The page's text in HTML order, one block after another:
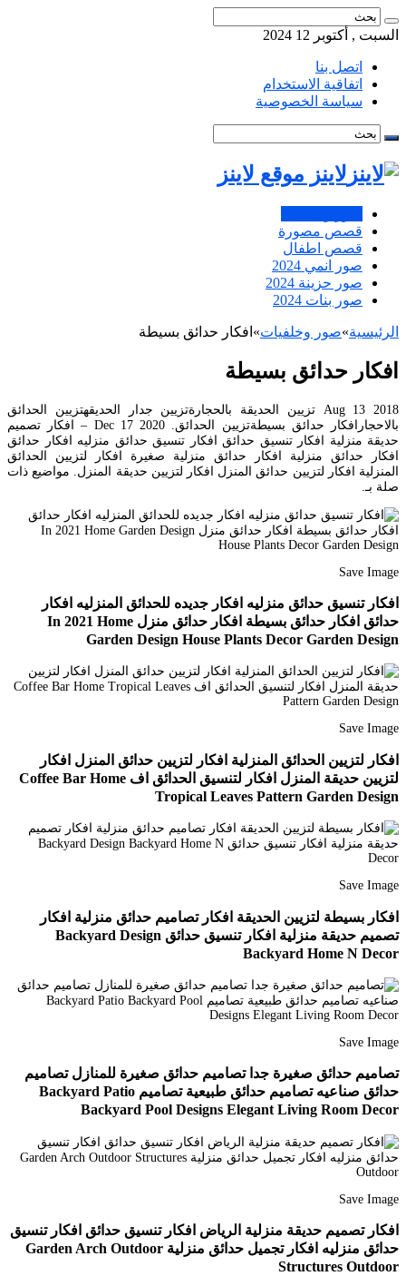
السبت , أكتوبر 12 2024
اتصل بنا
اتفاقية الاستخدام
سياسة الخصوصية
لاينز موقع لاينز
قصص مصورة
قصص اطفال
صور انمي 2024
صور حزينة 2024
صور بنات 2024
الرئيسية»صور وخلفيات» افكار حدائق بسيطة
افكار حدائق بسيطة
Aug 13 2018 تزيين الحديقة بالحجارةتزيين جدار الحديقهتزيين الحدائق
بالاحجارافكار حدائق بسيطةتزيين الحدائق. Dec 17 2020 – افكار تصميم
حديقة منزلية افكار تنسيق حدائق افكار تنسيق حدائق منزليه افكار حدائق
افكار حدائق منزلية افكار حدائق منزلية صغيرة افكار لتزيين الحدائق
المنزلية افكار لتزيين حدائق المنزل افكار لتزيين حديقة المنزل. مواضيع ذات
صلة بـ.
Save Image
افكار تنسيق حدائق منزليه افكار جديده للحدائق المنزليه افكار
حدائق افكار حدائق بسيطة افكار حدائق منزل In 2021 Home
Garden Design House Plants Decor Garden Design
Save Image
افكار لتزيين الحدائق المنزلية افكار لتزيين حدائق المنزل افكار
لتزيين حديقة المنزل افكار لتنسيق الحدائق اف Coffee Bar Home
Tropical Leaves Pattern Garden Design
Save Image
افكار بسيطة لتزيين الحديقة افكار تصاميم حدائق منزلية افكار
تصميم حديقة منزلية افكار تنسيق حدائق Backyard Design
Backyard Home N Decor
Save Image
تصاميم حدائق صغيرة جدا تصاميم حدائق صغيرة للمنازل تصاميم
حدائق صناعيه تصاميم حدائق طبيعية تصاميم Backyard Patio
Backyard Pool Designs Elegant Living Room Decor
Save Image
افكار تصميم حديقة منزلية الرياض افكار تنسيق حدائق افكار تنسيق
حدائق منزليه افكار تجميل حدائق منزلية Garden Arch Outdoor
Structures Outdoor